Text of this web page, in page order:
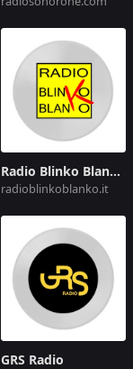
Radio Blinko Blanko
radioblinkoblanko.it
GRS Radio